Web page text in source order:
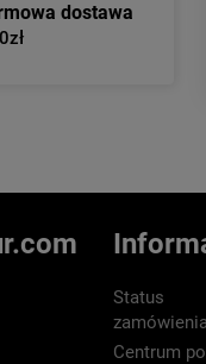
dostawa
Status
zamówienia
Centrum